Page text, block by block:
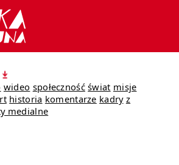
wideo społeczność świat misje
historia komentarze kadry z
medialne